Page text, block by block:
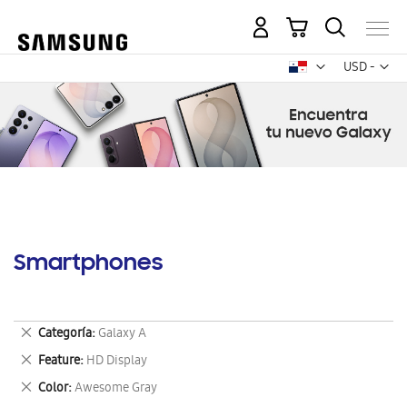
USD -
dólar
Mi carrito
Smartphones
Categoría Galaxy A
Eliminar
este
artículo
Feature HD Display
Eliminar
este
artículo
Color Awesome Gray
Eliminar